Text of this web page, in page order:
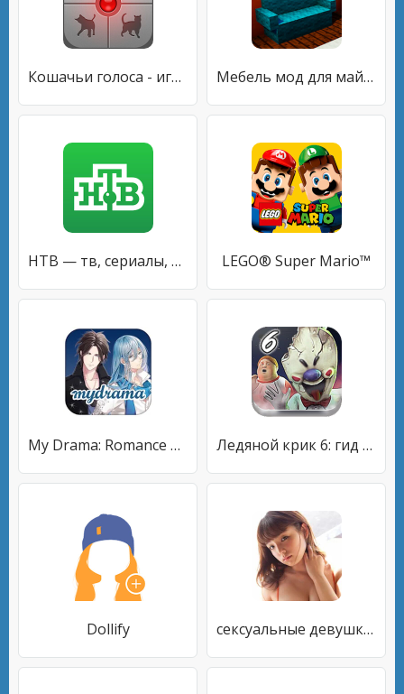
Кошачьи голоса - играй со своей кошкой! Мебель мод для майнкрафта
НТВ — тв, сериалы, шоу и прямой эфир бесплатно LEGO® Super Mario™
My Drama: Romance You Choose Ледяной крик 6: гид по Чарли
Dollify сексуальные девушки обои фото